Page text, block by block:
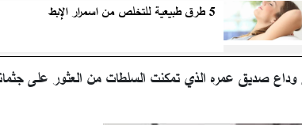
5 طرق طبيعية للتخلص من اسمرار الإبط
وداع صديق عمره الذي تمكنت السلطات من العثور على